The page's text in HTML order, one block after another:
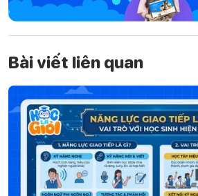
Bài viết liên quan